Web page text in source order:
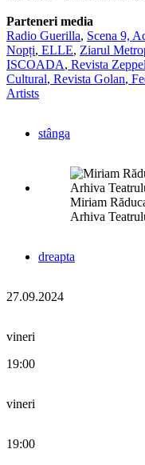
Parteneri media
Radio Guerilla, Scena 9,
Nopți, ELLE, Ziarul
ISCOADA, Revista
Cultural, Revista Golan,
Artists
stânga
Miriam
Arhiva
dreapta
27.09.2024
vineri
19:00
vineri
19:00